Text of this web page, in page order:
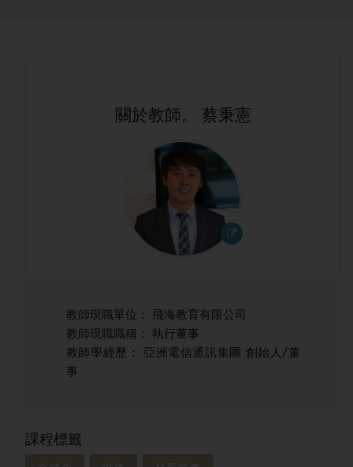
關於教師。 蔡秉憲
教師現職單位： 飛海教育有限公司
教師現職職稱： 執行董事
教師學經歷： 亞洲電信通訊集團 創始人/董
事
課程標籤